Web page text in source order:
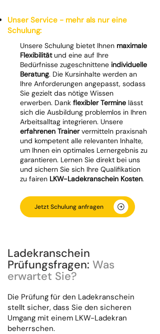
Unser Service - mehr als nur eine
Schulung:
Unsere Schulung bietet Ihnen maximale
Flexibilitätund eine auf Ihre
Bedürfnisse zugeschnittene individuelle
Beratung. Die Kursinhalte werden an
Ihre Anforderungen angepasst, sodass
Sie gezielt das nötige Wissen
erwerben. Dank flexibler Termine lässt
sich die Ausbildung problemlos in Ihren
Arbeitsalltag integrieren. Unsere
erfahrenen Trainervermitteln praxisnah
und kompetent alle relevanten Inhalte,
um Ihnen ein optimales Lernergebnis zu
garantieren. Lernen Sie direkt bei uns
und sichern Sie sich Ihre Qualifikation
zu fairen LKW-Ladekranschein Kosten.
Jetzt Schulung anfragen
Ladekranschein
Prüfungsfragen: Was
erwartet Sie?
Die Prüfung für den Ladekranschein
stellt sicher, dass Sie den sicheren
Umgang mit einem LKW-Ladekran
beherrschen.